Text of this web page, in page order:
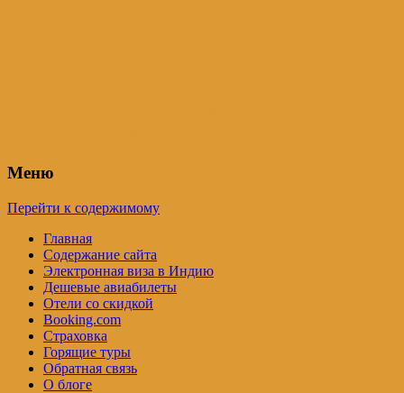
Меню
Перейти к содержимому
Главная
Содержание сайта
Электронная виза в Индию
Дешевые авиабилеты
Отели со скидкой
Booking.com
Страховка
Горящие туры
Обратная связь
О блоге